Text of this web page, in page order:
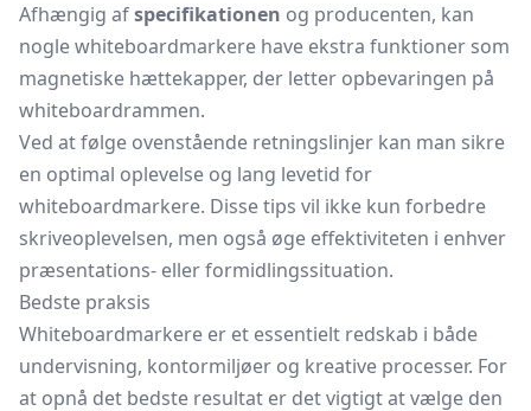
Afhængig afspecifikationen og producenten, kan
nogle whiteboardmarkere have ekstra funktioner som
magnetiske hættekapper, der letter opbevaringen på
whiteboardrammen.
Ved at følge ovenstående retningslinjer kan man sikre
en optimal oplevelse og lang levetid for
whiteboardmarkere. Disse tips vil ikke kun forbedre
skriveoplevelsen, men også øge effektiviteten i enhver
præsentations- eller formidlingssituation.
Bedste praksis
Whiteboardmarkere er et essentielt redskab i både
undervisning, kontormiljøer og kreative processer. For
at opnå det bedste resultat er det vigtigt at vælge den